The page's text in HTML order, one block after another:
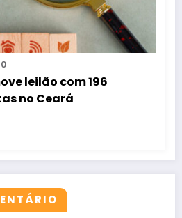
0
leilão com 196
no Ceará